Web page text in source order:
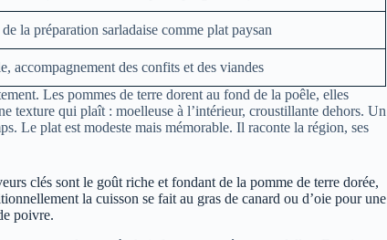
la préparation sarladaise comme plat paysan
accompagnement des confits et des viandes
Les pommes de terre dorent au fond de la poêle, elles
texture qui plaît : moelleuse à l’intérieur, croustillante dehors. Un
Le plat est modeste mais mémorable. Il raconte la région, ses
clés sont le goût riche et fondant de la pomme de terre dorée,
la cuisson se fait au gras de canard ou d’oie pour une
poivre.